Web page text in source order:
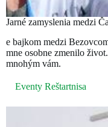
Jarné zamyslenia medzi
e bajkom medzi
mne osobne zmenilo
mnohým vám.
Eventy Reštartnisa